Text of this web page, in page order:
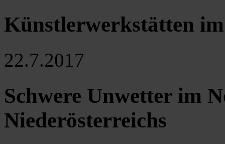
Künstlerwerkstätten
22.7.2017
Schwere Unwetter im
Niederösterreichs